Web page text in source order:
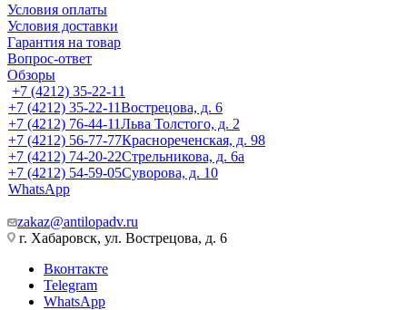
Условия оплаты
Условия доставки
Гарантия на товар
Вопрос-ответ
Обзоры
+7 (4212) 35-22-11
+7 (4212) 35-22-11Вострецова, д. 6
+7 (4212) 76-44-11Льва Толстого, д. 2
+7 (4212) 56-77-77Краснореченская, д. 98
+7 (4212) 74-20-22Стрельникова, д. 6а
+7 (4212) 54-59-05Суворова, д. 10
WhatsApp
zakaz@antilopadv.ru
г. Хабаровск, ул. Вострецова, д. 6
Вконтакте
Telegram
WhatsApp